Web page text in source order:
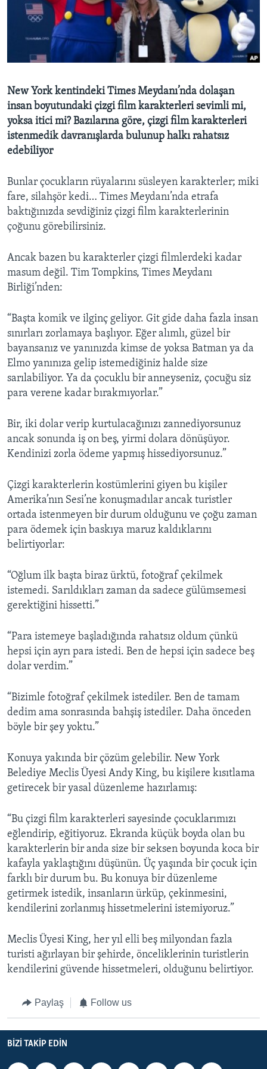
HAYATTAN
BIZI TAKIP EDIN
Diller
New York kentindeki Times Meydanı’nda dolaşan
insan boyutundaki çizgi film karakterleri sevimli mi,
yoksa itici mi? Bazılarına göre, çizgi film karakterleri
istenmedik davranışlarda bulunup halkı rahatsız
edebiliyor
Bunlar çocukların rüyalarını süsleyen karakterler; miki
fare, silahşör kedi… Times Meydanı’nda etrafa
baktığınızda sevdiğiniz çizgi film karakterlerinin
çoğunu görebilirsiniz.
Ancak bazen bu karakterler çizgi filmlerdeki kadar
masum değil. Tim Tompkins, Times Meydanı
Birliği’nden:
“Başta komik ve ilginç geliyor. Git gide daha fazla insan
sınırları zorlamaya başlıyor. Eğer alımlı, güzel bir
bayansanız ve yanınızda kimse de yoksa Batman ya da
Elmo yanınıza gelip istemediğiniz halde size
sarılabiliyor. Ya da çocuklu bir anneyseniz, çocuğu siz
para verene kadar bırakmıyorlar.”
Bir, iki dolar verip kurtulacağınızı zannediyorsunuz
ancak sonunda iş on beş, yirmi dolara dönüşüyor.
Kendinizi zorla ödeme yapmış hissediyorsunuz.”
Çizgi karakterlerin kostümlerini giyen bu kişiler
Amerika’nın Sesi’ne konuşmadılar ancak turistler
ortada istenmeyen bir durum olduğunu ve çoğu zaman
para ödemek için baskıya maruz kaldıklarını
belirtiyorlar:
“Oğlum ilk başta biraz ürktü, fotoğraf çekilmek
istemedi. Sarıldıkları zaman da sadece gülümsemesi
gerektiğini hissetti.”
“Para istemeye başladığında rahatsız oldum çünkü
hepsi için ayrı para istedi. Ben de hepsi için sadece beş
dolar verdim.”
“Bizimle fotoğraf çekilmek istediler. Ben de tamam
dedim ama sonrasında bahşiş istediler. Daha önceden
böyle bir şey yoktu.”
Konuya yakında bir çözüm gelebilir. New York
Belediye Meclis Üyesi Andy King, bu kişilere kısıtlama
getirecek bir yasal düzenleme hazırlamış:
“Bu çizgi film karakterleri sayesinde çocuklarımızı
eğlendirip, eğitiyoruz. Ekranda küçük boyda olan bu
karakterlerin bir anda size bir seksen boyunda koca bir
kafayla yaklaştığını düşünün. Üç yaşında bir çocuk için
farklı bir durum bu. Bu konuya bir düzenleme
getirmek istedik, insanların ürküp, çekinmesini,
kendilerini zorlanmış hissetmelerini istemiyoruz.”
Meclis Üyesi King, her yıl elli beş milyondan fazla
turisti ağırlayan bir şehirde, önceliklerinin turistlerin
kendilerini güvende hissetmeleri, olduğunu belirtiyor.
Paylaş Follow us
BIZI TAKIP EDIN